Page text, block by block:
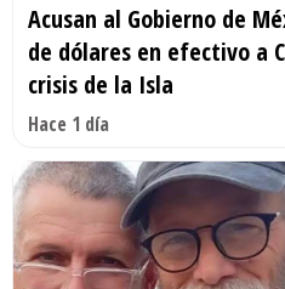
Acusan al Gobierno de
de dólares en efectivo a
crisis de la Isla
Hace 1 día